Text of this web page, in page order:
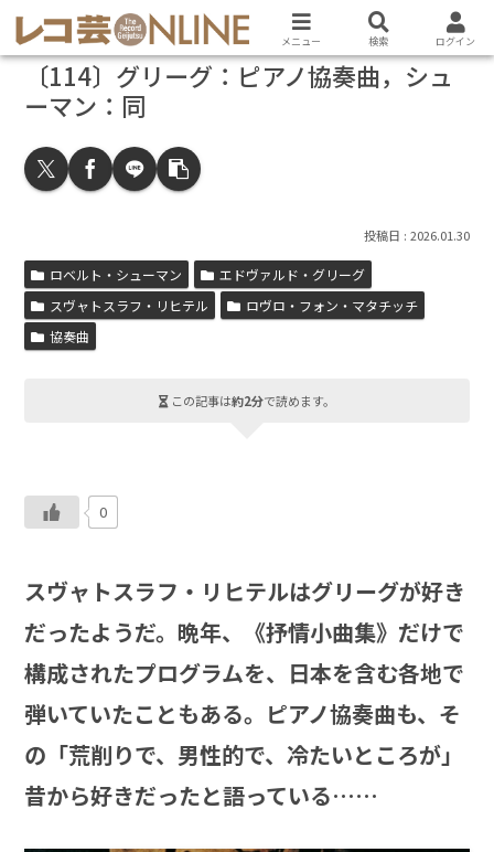
〔114〕グリーグ：ピアノ協奏曲，シュ
ーマン：同
2026.01.30
ロベルト・シューマン
エドヴァルド・グリーグ
スヴャトスラフ・リヒテル
ロヴロ・フォン・マタチッチ
協奏曲
この記事は約2分で読めます。
0
スヴャトスラフ・リヒテルはグリーグが好き
だったようだ。晩年、《抒情小曲集》だけで
構成されたプログラムを、日本を含む各地で
弾いていたこともある。ピアノ協奏曲も、そ
の「荒削りで、男性的で、冷たいところが」
昔から好きだったと語っている……
メニュー 検索 ログイン